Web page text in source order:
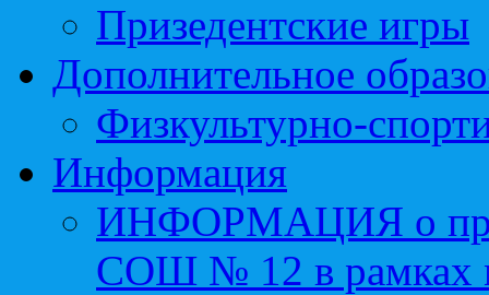
Призедентские игры
Дополнительное
Физкультурно-
Информация
ИНФОРМАЦИЯ о
СОШ № 12 в рамках